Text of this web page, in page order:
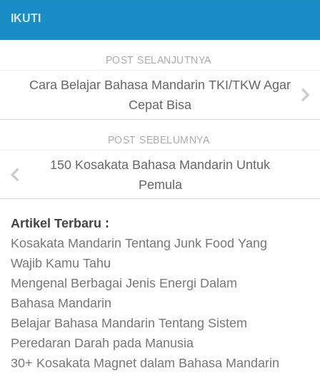
IKUTI
POST SELANJUTNYA
Cara Belajar Bahasa Mandarin TKI/TKW Agar
Cepat Bisa
POST SEBELUMNYA
150 Kosakata Bahasa Mandarin Untuk
Pemula
Artikel Terbaru :
Kosakata Mandarin Tentang Junk Food Yang
Wajib Kamu Tahu
Mengenal Berbagai Jenis Energi Dalam
Bahasa Mandarin
Belajar Bahasa Mandarin Tentang Sistem
Peredaran Darah pada Manusia
30+ Kosakata Magnet dalam Bahasa Mandarin